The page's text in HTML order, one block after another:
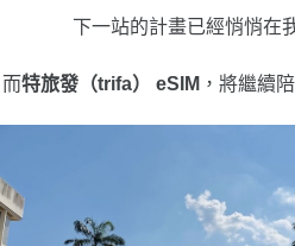
下一站的計畫已經悄悄在
而特旅發（trifa） eSIM ，將繼續